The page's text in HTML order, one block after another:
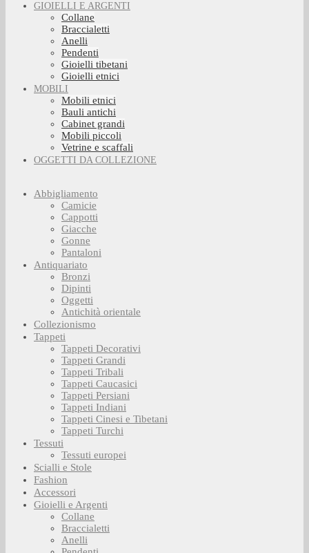
GIOIELLI E ARGENTI
Collane
Braccialetti
Anelli
Pendenti
Gioielli tibetani
Gioielli etnici
MOBILI
Mobili etnici
Bauli antichi
Cabinet grandi
Mobili piccoli
Vetrine e scaffali
OGGETTI DA COLLEZIONE
Abbigliamento
Camicie
Cappotti
Giacche
Gonne
Pantaloni
Antiquariato
Bronzi
Dipinti
Oggetti
Antichità orientale
Collezionismo
Tappeti
Tappeti Decorativi
Tappeti Grandi
Tappeti Tribali
Tappeti Caucasici
Tappeti Persiani
Tappeti Indiani
Tappeti Cinesi e Tibetani
Tappeti Turchi
Tessuti
Tessuti europei
Scialli e Stole
Fashion
Accessori
Gioielli e Argenti
Collane
Braccialetti
Anelli